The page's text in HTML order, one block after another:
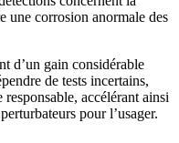
une corrosion anormale des
d’un gain considérable
de tests incertains,
accélérant ainsi
pour l’usager.